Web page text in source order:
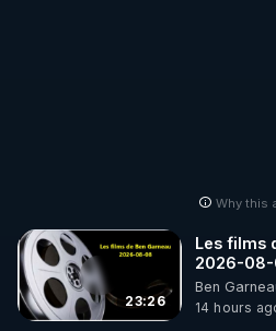
▶ 10 % de réduction sur les
marque SANA :
Rendez-vous sur
http://
code : REGENERE10
Why this
23:26
Les films
2026-
Ben
14 hours